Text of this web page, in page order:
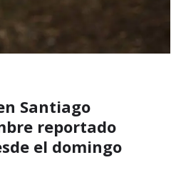
Santiago
reportado
el domingo